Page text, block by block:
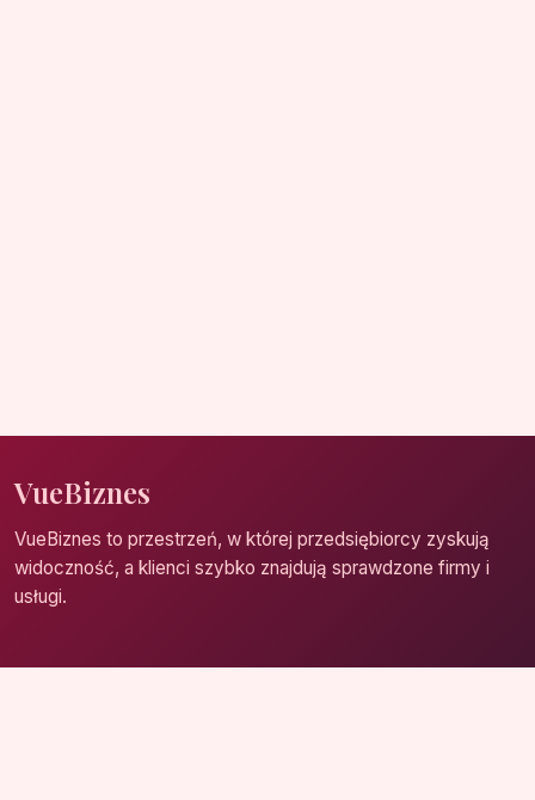
VueBiznes
VueBiznes to przestrzeń, w której przedsiębiorcy zyskują
widoczność, a klienci szybko znajdują sprawdzone firmy i
usługi.